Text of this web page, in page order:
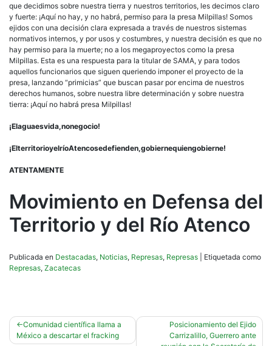
que decidimos sobre nuestra tierra y nuestros territorios, les decimos claro
y fuerte: ¡Aquí no hay, y no habrá, permiso para la presa Milpillas! Somos
ejidos con una decisión clara expresada a través de nuestros sistemas
normativos internos, y por usos y costumbres, y nuestra decisión es que no
hay permiso para la muerte; no a los megaproyectos como la presa
Milpillas. Esta es una respuesta para la titular de SAMA, y para todos
aquellos funcionarios que siguen queriendo imponer el proyecto de la
presa, lanzando “primicias” que buscan pasar por encima de nuestros
derechos humanos, sobre nuestra libre determinación y sobre nuestra
tierra: ¡Aquí no habrá presa Milpillas!
¡Elaguaesvida,nonegocio!
¡ElterritorioyelríoAtencosedefienden,gobiernequiengobierne!
ATENTAMENTE
Movimiento en Defensa del
Territorio y del Río Atenco
Publicada en Destacadas, Noticias, Represas, Represas
Etiquetada como
Represas, Zacatecas
Navegación
Comunidad científica llama a
México a descartar el fracking
Posicionamiento del Ejido
Carrizalillo, Guerrero ante